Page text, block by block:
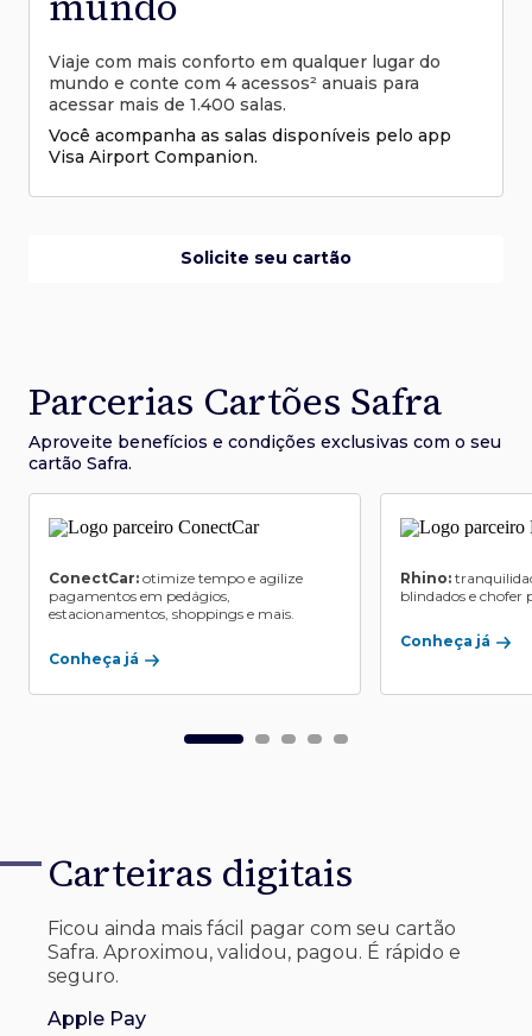
Viaje com mais conforto em qualquer lugar do
mundo e conte com 4 acessos² anuais para
acessar mais de 1.400 salas.
Você acompanha as salas disponíveis pelo app
Visa Airport Companion.
Solicite seu cartão
Parcerias Cartões Safra
Aproveite benefícios e condições exclusivas com o seu
cartão Safra.
ConectCar: otimize tempo e agilize
pagamentos em pedágios,
estacionamentos, shoppings e mais.
Conheça já
Rhino:
blindados e chofer
Conheça já
Carteiras digitais
Ficou ainda mais fácil pagar com seu cartão
Safra. Aproximou, validou, pagou. É rápido e
seguro.
Apple Pay